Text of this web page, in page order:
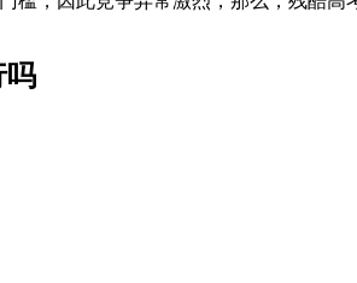
吗